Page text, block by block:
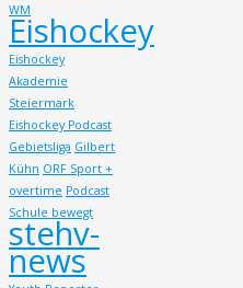
WM
Eishockey
Eishockey
Akademie
Steiermark
Eishockey Podcast
Gebietsliga Gilbert
Kühn ORF Sport +
overtime Podcast
Schule bewegt
stehv-
news